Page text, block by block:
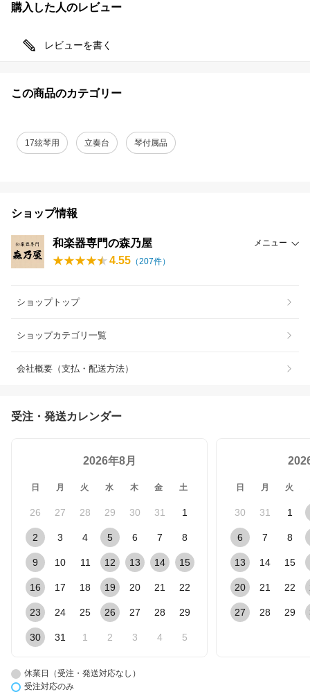
購入した人のレビュー
レビューを書く
この商品のカテゴリー
17絃琴用 立奏台 琴付属品
ショップ情報
和楽器専門の森乃屋 メニュー
4.55 （207件）
ショップトップ
ショップカテゴリ一覧
会社概要（支払・配送方法）
受注・発送カレンダー
2026年8月
日 月 火 水 木 金 土
26 27 28 29 30 31 1
2 3 4 5 6 7 8
9 10 11 12 13 14 15
16 17 18 19 20 21 22
23 24 25 26 27 28 29
30 31 1 2 3 4 5
日 月 火
30 31 1
6 7 8
13 14 15
20 21 22
27 28 29
休業日（受注・発送対応なし）
受注対応のみ